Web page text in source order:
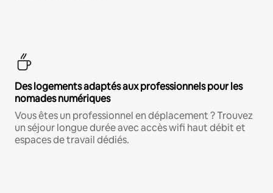
Des logements adaptés aux professionnels pour les
nomades numériques
Vous êtes un professionnel en déplacement ? Trouvez
un séjour longue durée avec accès wifi haut débit et
espaces de travail dédiés.